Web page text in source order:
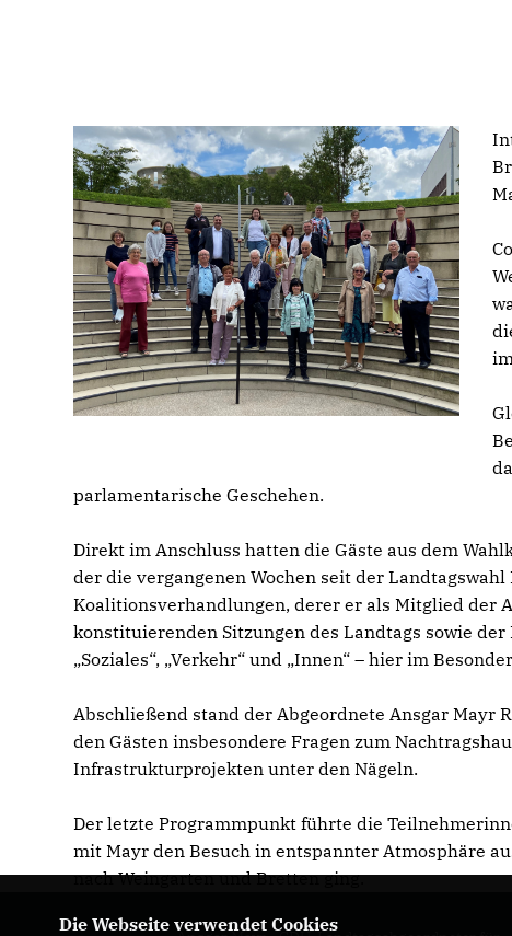
parlamentarische Geschehen.
Direkt im Anschluss hatten die Gäste aus dem
der die vergangenen Wochen seit der
Koalitionsverhandlungen, derer er als Mitglied der
konstituierenden Sitzungen des Landtags sowie
Soziales“, „Verkehr“ und „Innen“ – hier im
Abschließend stand der Abgeordnete Ansgar Mayr
den Gästen insbesondere Fragen zum
Infrastrukturprojekten unter den Nägeln.
Der letzte Programmpunkt führte die
mit Mayr den Besuch in entspannter Atmosphäre
nach Weingarten und Bretten ging.
Die Webseite verwendet Cookies